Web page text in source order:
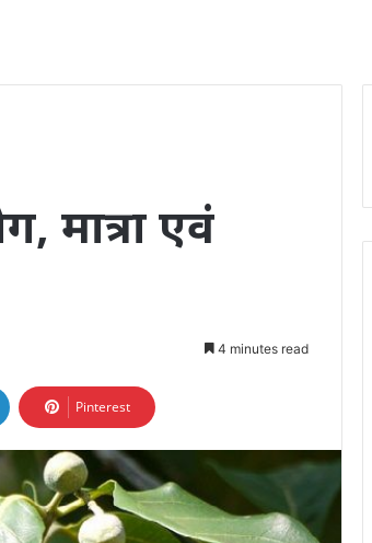
मात्रा एवं
4 minutes read
Pinterest